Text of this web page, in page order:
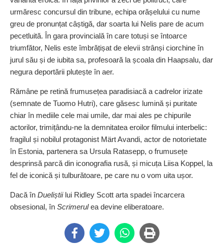
urmăresc concursul din tribune, echipa orășelului cu nume
greu de pronunțat câștigă, dar soarta lui Nelis pare de acum
pecetluită. În gara provincială în care totuși se întoarce
triumfător, Nelis este îmbrățișat de elevii strânși ciorchine în
jurul său și de iubita sa, profesoară la școala din Haapsalu, dar
negura deportării plutește în aer.
Rămâne pe retină frumusețea paradisiacă a cadrelor irizate
(semnate de Tuomo Hutri), care găsesc lumină și puritate
chiar în mediile cele mai umile, dar mai ales pe chipurile
actorilor, trimițându‑ne la demnitatea eroilor filmului interbelic:
fragilul și nobilul protagonist Märt Avandi, actor de notorietate
în Estonia, partenera sa Ursula Ratasepp, o frumusețe
desprinsă parcă din iconografia rusă, și micuța Liisa Koppel, la
fel de iconică și tulburătoare, pe care nu o vom uita ușor.
Dacă în Dueliștiilui Ridley Scott arta spadei încarcera
obsesional, în Scrimerulea devine eliberatoare.